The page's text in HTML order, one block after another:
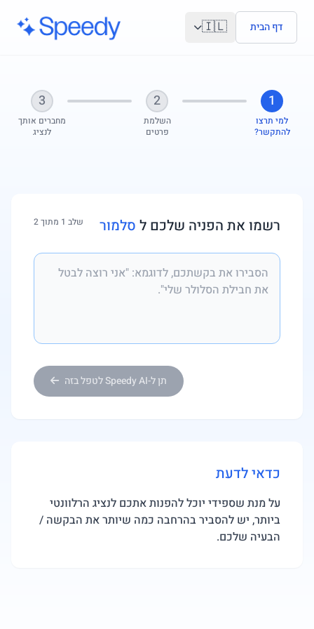
דלג לתוכן הראשי
דף הבית 🇮🇱
1
למי תרצו
להתקשר?
2
השלמת
פרטים
3
מחברים אותך
לנציג
רשמו את הפניה שלכם ל סלמור שלב 1 מתוך 2
תן ל-Speedy AI לטפל בזה
כדאי לדעת
על מנת שספידי יוכל להפנות אתכם לנציג הרלוונטי
ביותר, יש להסביר בהרחבה כמה שיותר את הבקשה /
הבעיה שלכם.